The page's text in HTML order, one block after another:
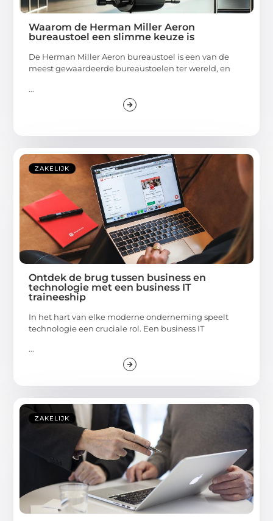
Waarom de Herman Miller Aeron
bureaustoel een slimme keuze is
De Herman Miller Aeron bureaustoel is een van de
meest gewaardeerde bureaustoelen ter wereld, en
...
ZAKELIJK
Ontdek de brug tussen business en
technologie met een business IT
traineeship
In het hart van elke moderne onderneming speelt
technologie een cruciale rol. Een business IT
...
ZAKELIJK